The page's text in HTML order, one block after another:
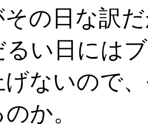
の日な訳
るい日には
ないので
か。